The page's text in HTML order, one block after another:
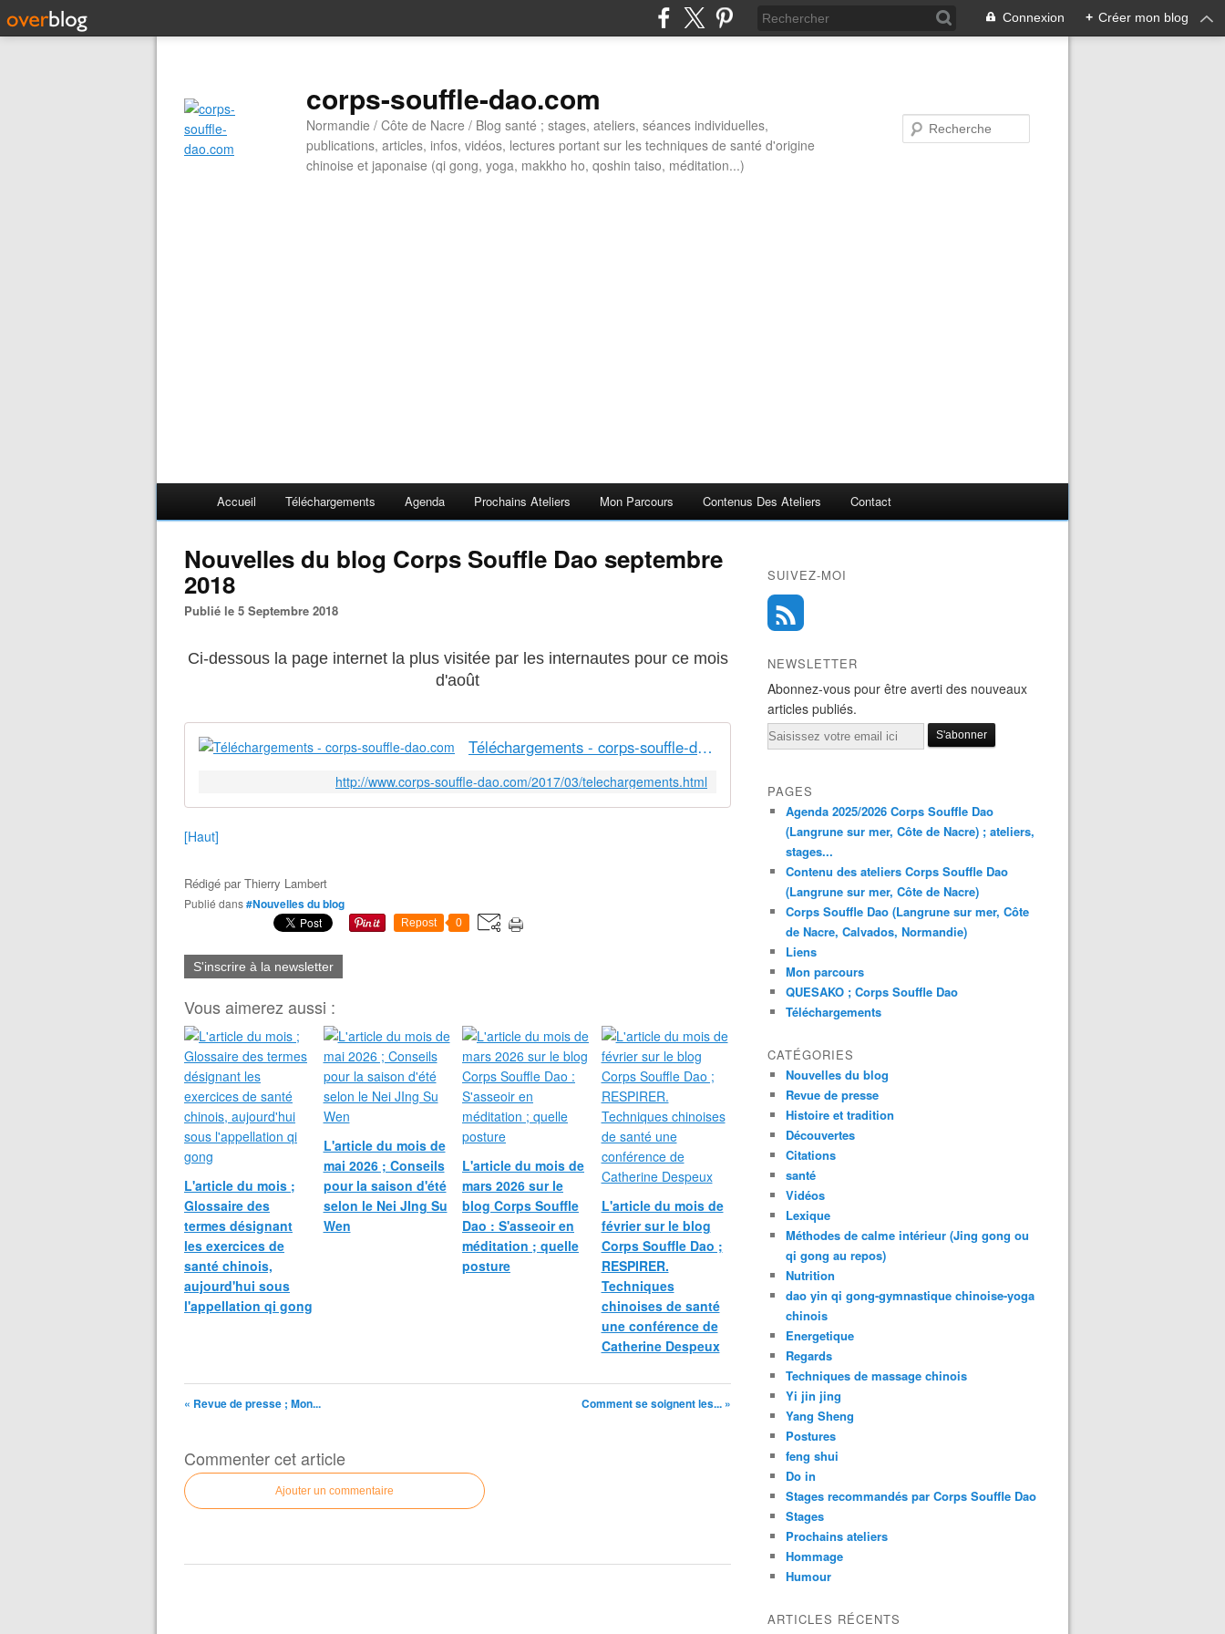
Connexion + Créer mon blog
corps-souffle-dao.com
Normandie / Côte de Nacre / Blog santé ; stages, ateliers, séances individuelles,
publications, articles, infos, vidéos, lectures portant sur les techniques de santé d'origine
chinoise et japonaise (qi gong, yoga, makkho ho, qoshin taiso, méditation...)
Accueil Téléchargements Agenda Prochains Ateliers Mon Parcours Contenus Des Ateliers Contact
Nouvelles du blog Corps Souffle Dao septembre
2018
Publié le 5 Septembre 2018
Ci-dessous la page internet la plus visitée par les internautes pour ce mois
d'août
Téléchargements - corps-souffle-dao.com
http://www.corps-souffle-dao.com/2017/03/telechargements.html
[Haut]
Rédigé parThierry Lambert
Publié dans#Nouvelles du blog
Repost 0
S'inscrire à la newsletter
Vous aimerez aussi :
L'article du mois ;
Glossaire des
termes désignant
les exercices de
santé chinois,
aujourd'hui sous
l'appellation qi gong
L'article du mois de
mai 2026 ; Conseils
pour la saison d'été
selon le Nei JIng Su
Wen
L'article du mois de
mars 2026 sur le
blog Corps Souffle
Dao : S'asseoir en
méditation ; quelle
posture
L'article du mois de
février sur le blog
Corps Souffle Dao ;
RESPIRER.
Techniques
chinoises de santé
une conférence de
Catherine Despeux
« Revue de presse ; Mon... Comment se soignent les... »
Commenter cet article
Ajouter un commentaire
SUIVEZ-MOI
NEWSLETTER
Abonnez-vous pour être averti des nouveaux
articles publiés.
Email
PAGES
Agenda 2025/2026 Corps Souffle Dao
(Langrune sur mer, Côte de Nacre) ; ateliers,
stages...
Contenu des ateliers Corps Souffle Dao
(Langrune sur mer, Côte de Nacre)
Corps Souffle Dao (Langrune sur mer, Côte
de Nacre, Calvados, Normandie)
Liens
Mon parcours
QUESAKO ; Corps Souffle Dao
Téléchargements
CATÉGORIES
Nouvelles du blog
Revue de presse
Histoire et tradition
Découvertes
Citations
santé
Vidéos
Lexique
Méthodes de calme intérieur (Jing gong ou
qi gong au repos)
Nutrition
dao yin qi gong-gymnastique chinoise-yoga
chinois
Energetique
Regards
Techniques de massage chinois
Yi jin jing
Yang Sheng
Postures
feng shui
Do in
Stages recommandés par Corps Souffle Dao
Stages
Prochains ateliers
Hommage
Humour
ARTICLES RÉCENTS